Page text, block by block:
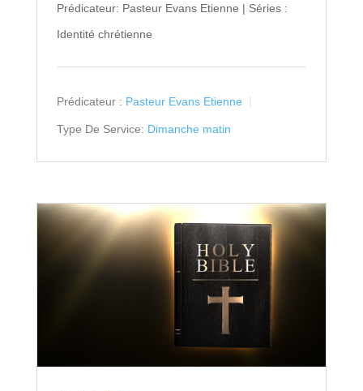
Prédicateur: Pasteur Evans Etienne | Séries :
Identité chrétienne
Prédicateur : Pasteur Evans Etienne
Type De Service: Dimanche matin